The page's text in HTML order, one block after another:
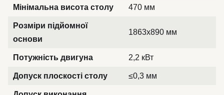
Мінімальна висота столу 470 мм
Розміри підйомної
основи
1863x890 мм
Потужність двигуна 2,2 кВт
Допуск плоскості столу ≤0,3 мм